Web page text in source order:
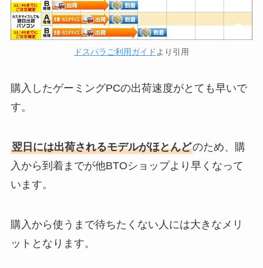
ドスパラご利用ガイドより引用
購入したゲーミングPCの出荷速度がとても早いで
す。
翌日には出荷されるモデルがほとんどのため、購
入から到着までが他BTOショップより早くなって
います。
購入から使うまで待ちたくない人には大きなメリ
ットとなります。